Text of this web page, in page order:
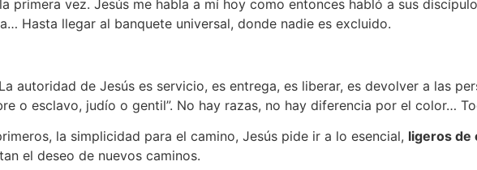
primera vez. Jesús me habla a mí hoy como entonces habló a sus
Hasta llegar al banquete universal, donde nadie es excluido.
autoridad de Jesús es servicio, es entrega, es liberar, es devolver a las
o esclavo, judío o gentil”. No hay razas, no hay diferencia por el color…
la simplicidad para el camino, Jesús pide ir a lo esencial, ligeros de
el deseo de nuevos caminos.